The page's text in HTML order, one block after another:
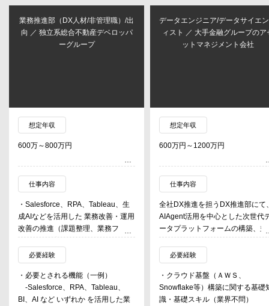
業務推進部（DX人材/非管理職）/出
向 ／ 独立系総合不動産デベロッパ
ーグループ
想定年収
600万～800万円
仕事内容
・Salesforce、RPA、Tableau、生
成AIなどを活用した 業務改善・運用
改善の推進（課題整理、業務フロー
可視化、改善企画 など）
・SaaS導入支援（ヒアリング、要
件整理補助、PoC、設定、定着化支
援）および データ活用（ダッシュボ
ード整備・レポート作成）
・中長期DXロードマップやIT投資計
必要経験
・必要とされる機能（一例）
-Salesforce、RPA、Tableau、
BI、AI など いずれか を活用した業
データエンジニア/データサイエ
ィスト ／ 大手金融グループのア
ットマネジメント会社
想定年収
600万円～1200万円
仕事内容
全社DX推進を担うDX推進部にて
AIAgent活用を中心とした次世代
ータプラットフォームの構築、並
にデータ活用基盤を通じた業務変
の推進を担っていただく。 プラ
フォーム構築業務では、クラウド
ービス上にAIAgentやAPIを活用
データパイプラインの構築・改修
メンテナンスを行う。 Agentモデ
必要経験
・クラウド基盤（ＡＷＳ、
Snowflake等）構築に関する基礎
識・基礎スキル（業界不問）